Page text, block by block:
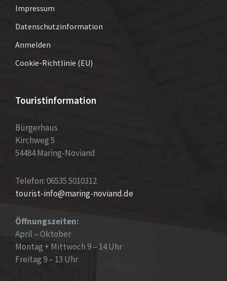
Impressum
Datenschutzinformation
Anmelden
Cookie-Richtlinie (EU)
Touristinformation
Bürgerhaus
Kirchweg 5
54484 Maring-Noviand
Telefon: 06535 5010312
tourist-info@maring-noviand.de
Öffnungszeiten:
April – Oktober
Montag + Mittwoch 9 – 14 Uhr
Freitag 9 – 13 Uhr